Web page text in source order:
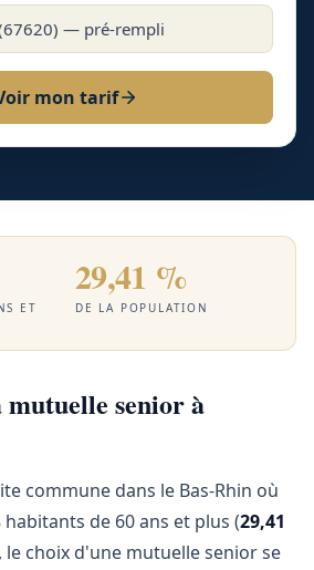
67620) — pré-rempli
mon tarif
ET
29,41 %
DE LA POPULATION
senior à
commune dans le Bas-Rhin où
de 60 ans et plus (29,41
choix d'une mutuelle senior se